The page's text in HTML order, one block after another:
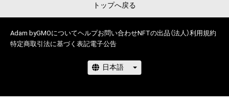
トップへ戻る
Adam byGMOについてヘルプお問い合わせNFTの出品（法人）利用規約
特定商取引法に基づく表記電子公告